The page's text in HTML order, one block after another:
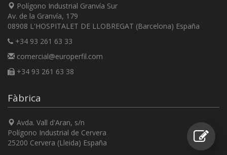
Polígono Industrial Granvía Sur
Av. de la Granvía, 179
08908 L'HOSPITALET DE LLOBREGAT (Barcelona) España
+34 93 261 63 33
comercial@europerfil.com
+34 93 261 63 38
Fàbrica
Avda. Vall d'Aran, s/n
Polígono Industrial de Cervera
25200 Cervera (Lleida) España